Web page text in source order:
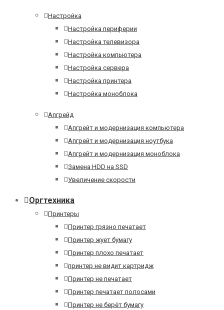
Настройка
Настройка периферии
Настройка телевизора
Настройка компьютера
Настройка сервера
Настройка принтера
Настройка моноблока
Апгрейд
Апгрейт и модернизация компьютера
Апгрейт и модернизация ноутбука
Апгрейт и модернизация моноблока
Замена HDD на SSD
Увеличение скорости
Оргтехника
Принтеры
Принтер грязно печатает
Принтер жует бумагу
Принтер плохо печатает
принтер не видит картридж
Принтер не печатает
Принтер печатает полосами
Принтер не берёт бумагу